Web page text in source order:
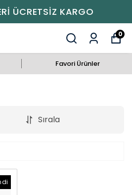
ÜCRETSIZ KARGO
0
Favori Ürünler
Sırala